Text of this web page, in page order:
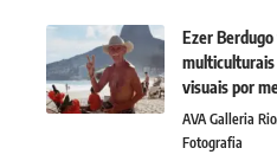
Ezer
visuais por
AVA Galleria Rio
Fotografia